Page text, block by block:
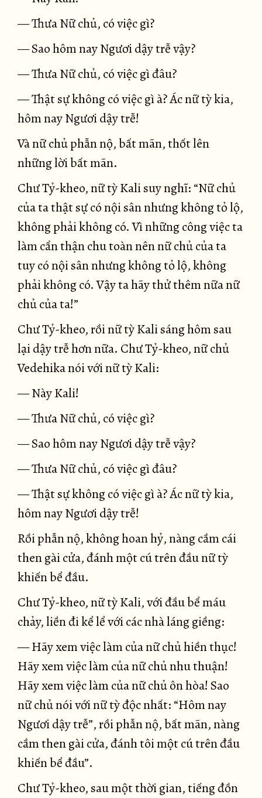
— Thưa Nữ chủ, có việc gì?
— Sao hôm nay Ngươi dậy trễ vậy?
— Thưa Nữ chủ, có việc gì đâu?
— Thật sự không có việc gì à? Ác nữ tỳ kia,
hôm nay Ngươi dậy trễ!
Và nữ chủ phẫn nộ, bất mãn, thốt lên
những lời bất mãn.
Chư Tỷ-kheo, nữ tỳ Kali suy nghĩ: “Nữ chủ
của ta thật sự có nội sân nhưng không tỏ lộ,
không phải không có. Vì những công việc ta
làm cẩn thận chu toàn nên nữ chủ của ta
tuy có nội sân nhưng không tỏ lộ, không
phải không có. Vậy ta hãy thử thêm nữa nữ
chủ của ta!”
Chư Tỷ-kheo, rồi nữ tỳ Kali sáng hôm sau
lại dậy trễ hơn nữa. Chư Tỷ-kheo, nữ chủ
Vedehika nói với nữ tỳ Kali:
— Này Kali!
— Thưa Nữ chủ, có việc gì?
— Sao hôm nay Ngươi dậy trễ vậy?
— Thưa Nữ chủ, có việc gì đâu?
— Thật sự không có việc gì à? Ác nữ tỳ kia,
hôm nay Ngươi dậy trễ!
Rồi phẫn nộ, không hoan hỷ, nàng cầm cái
then gài cửa, đánh một cú trên đầu nữ tỳ
khiến bể đầu.
Chư Tỷ-kheo, nữ tỳ Kali, với đầu bể máu
chảy, liền đi kể lể với các nhà láng giềng:
— Hãy xem việc làm của nữ chủ hiền thục!
Hãy xem việc làm của nữ chủ nhu thuận!
Hãy xem việc làm của nữ chủ ôn hòa! Sao
nữ chủ nói với nữ tỳ độc nhất: “Hôm nay
Ngươi dậy trễ”, rồi phẫn nộ, bất mãn, nàng
cầm then gài cửa, đánh tôi một cú trên đầu
khiến bể đầu”.
Chư Tỷ-kheo, sau một thời gian, tiếng đồn